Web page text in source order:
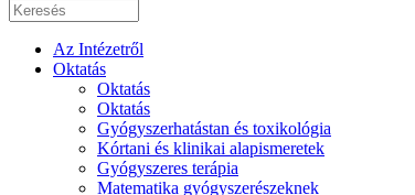
Az Intézetről
Oktatás
Oktatás
Oktatás
Gyógyszerhatástan és toxikológia
Kórtani és klinikai alapismeretek
Gyógyszeres terápia
Matematika gyógyszerészeknek